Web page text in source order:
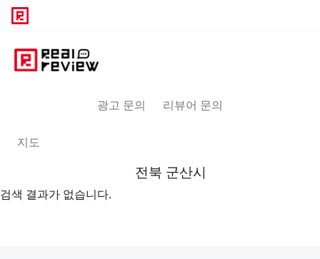
광고 문의 리뷰어 문의
지도
전북 군산시
검색 결과가 없습니다.